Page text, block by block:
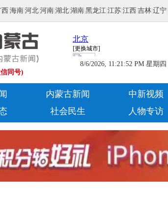
西 海南 河北 河南 湖北 湖南 黑龙江 江苏 江西 吉林 辽宁
同号)
8/6/2026, 11:21:53 PM 星期四
内蒙古新闻 中新视频
社会民生 人物专访